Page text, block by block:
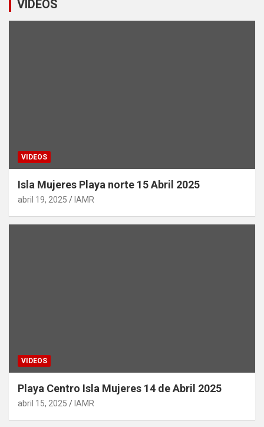
VIDEOS
VIDEOS
Isla Mujeres Playa norte 15 Abril 2025
abril 19, 2025 IAMR
VIDEOS
Playa Centro Isla Mujeres 14 de Abril 2025
abril 15, 2025 IAMR